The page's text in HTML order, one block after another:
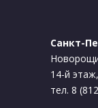
Санкт-
14-й
тел. 8